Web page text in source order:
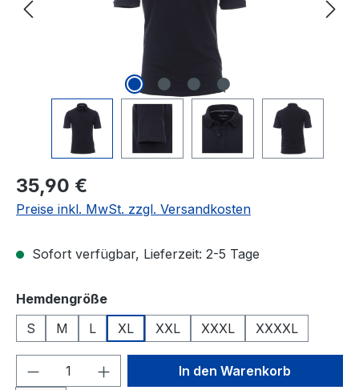
Regulärer Preis:
35,90 €
Preise inkl. MwSt. zzgl. Versandkosten
Sofort verfügbar, Lieferzeit: 2-5 Tage
Hemdengrößeauswählen
S
M L XL XXL XXXL XXXXL
Produkt Anzahl: Gib denIn den Warenkorb